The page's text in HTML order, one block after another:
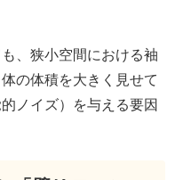
、狭小空間における袖
の体積を大きく見せて
ノイズ）を与える要因